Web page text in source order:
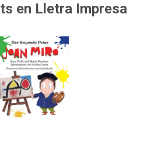
en Lletra Impresa